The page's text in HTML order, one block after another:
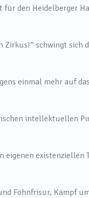
für den Heidelberger
Zirkus!“ schwingt sich
einmal mehr auf
intellektuellen
existenziellen
Föhnfrisur, Kampf